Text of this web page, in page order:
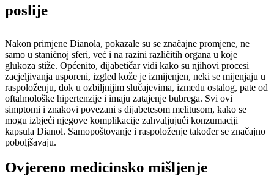
poslije
Nakon primjene Dianola, pokazale su se značajne promjene, ne
samo u staničnoj sferi, već i na razini različitih organa u koje
glukoza stiže. Općenito, dijabetičar vidi kako su njihovi procesi
zacjeljivanja usporeni, izgled kože je izmijenjen, neki se mijenjaju u
raspoloženju, dok u ozbiljnijim slučajevima, između ostalog, pate od
oftalmološke hipertenzije i imaju zatajenje bubrega. Svi ovi
simptomi i znakovi povezani s dijabetesom melitusom, kako se
mogu izbjeći njegove komplikacije zahvaljujući konzumaciji
kapsula Dianol. Samopoštovanje i raspoloženje također se značajno
poboljšavaju.
Ovjereno medicinsko mišljenje